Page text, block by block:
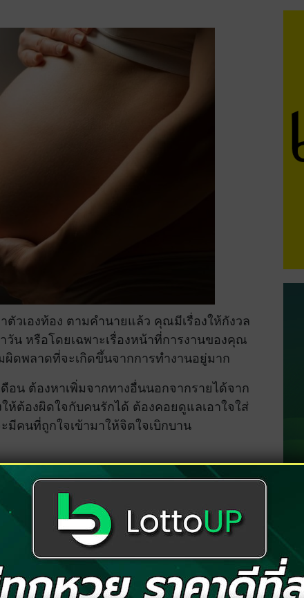
วเองท้อง ตามคำนายแล้ว คุณมีเรื่องให้กังวล
วัน หรือโดยเฉพาะเรื่องหน้าที่การงานของคุณ
ดพลาดที่จะเกิดขึ้นจากการทำงานอยู่มาก
อน ต้องหาเพิ่มจากทางอื่นนอกจากรายได้จาก
ห้ต้องผิดใจกับคนรักได้ ต้องคอยดูแลเอาใจใส่
คนที่ถูกใจเข้ามาให้จิตใจเบิกบาน
ณจะมีเรื่องทั้งดีและไม่ดีเข้ามาอยู่ตลอดเวลา
ห้ระวังเรื่องสุขภาพของตนเองให้ดี ต้องหา
จากการงานของคุณเอง และจากการเสี่ยง